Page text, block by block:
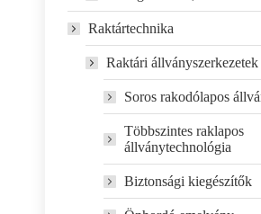
Raktártechnika
Raktári állványszerkezetek
Soros rakodólapos
Többszintes raklapos
állványtechnológia
Biztonsági kiegészítők